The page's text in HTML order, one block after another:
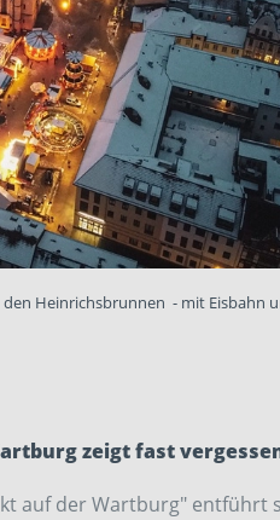
Heinrichsbrunnen - mit Eisbahn
zeigt fast
auf der Wartburg" entführt